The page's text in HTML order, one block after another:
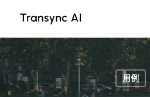
主
要
內
容
用例